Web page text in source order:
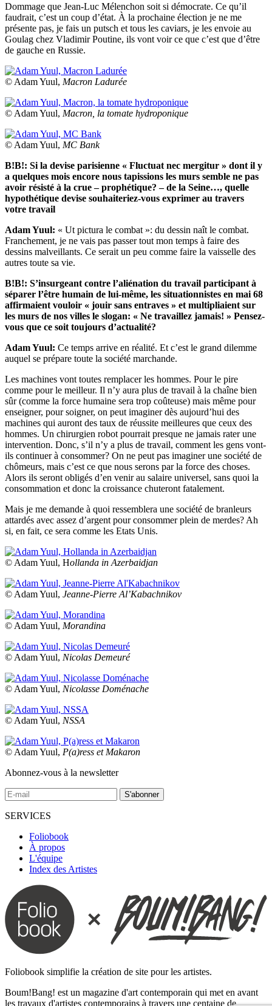
Dommage que Jean-Luc Mélenchon soit si démocrate. Ce qu’il
faudrait, c’est un coup d’état. À la prochaine élection je ne me
présente pas, je fais un putsch et tous les caviars, je les envoie au
Goulag chez Vladimir Poutine, ils vont voir ce que c’est que d’être
de gauche en Russie.
© Adam Yuul, Macron Ladurée
© Adam Yuul, Macron, la tomate hydroponique
© Adam Yuul, MC Bank
B!B!: Si la devise parisienne « Fluctuat nec mergitur » dont il y
a quelques mois encore nous tapissions les murs semble ne pas
avoir résisté à la crue – prophétique? – de la Seine…, quelle
hypothétique devise souhaiteriez-vous exprimer au travers
votre travail
Adam Yuul: « Ut pictura le combat »: du dessin naît le combat.
Franchement, je ne vais pas passer tout mon temps à faire des
dessins malveillants. Ce serait un peu comme faire la vaisselle des
autres toute sa vie.
B!B!: S’insurgeant contre l’aliénation du travail participant à
séparer l’être humain de lui-même, les situationnistes en mai 68
affirmaient vouloir « jouir sans entraves » et multipliaient sur
les murs de nos villes le slogan: « Ne travaillez jamais! » Pensez-
vous que ce soit toujours d’actualité?
Adam Yuul: Ce temps arrive en réalité. Et c’est le grand dilemme
auquel se prépare toute la société marchande.
Les machines vont toutes remplacer les hommes. Pour le pire
comme pour le meilleur. Il n’y aura plus de travail à la chaîne bien
sûr (comme la force humaine sera trop coûteuse) mais même pour
enseigner, pour soigner, on peut imaginer dès aujourd’hui des
machines qui auront des taux de réussite meilleures que ceux des
hommes. Un chirurgien robot pourrait presque ne jamais rater une
intervention. Donc, s’il n’y a plus de travail, comment les gens vont-
ils continuer à consommer? On ne peut pas imaginer une société de
chômeurs, mais c’est ce que nous serons par la force des choses.
Alors ils seront obligés d’en venir au salaire universel, sans quoi la
consommation et donc la croissance chuteront fatalement.
Mais je me demande à quoi ressemblera une société de branleurs
attardés avec assez d’argent pour consommer plein de merdes? Ah
si, en fait, ce sera comme les Etats Unis.
© Adam Yuul, Hollanda in Azerbaidjan
© Adam Yuul, Jeanne-Pierre Al’Kabachnikov
© Adam Yuul, Morandina
© Adam Yuul, Nicolas Demeuré
© Adam Yuul, Nicolasse Doménache
© Adam Yuul, NSSA
© Adam Yuul, P(a)ress et Makaron
Abonnez-vous à la newsletter
SERVICES
Foliobook
À propos
L'équipe
Index des Artistes
Foliobook simplifie la création de site pour les artistes.
Boum!Bang! est un magazine d'art contemporain qui met en avant
les travaux d'artistes contemporains à travers une centaine de